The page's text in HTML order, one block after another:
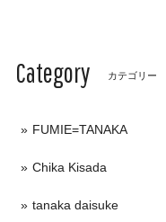
Category カテゴリー
FUMIE=TANAKA
Chika Kisada
tanaka daisuke